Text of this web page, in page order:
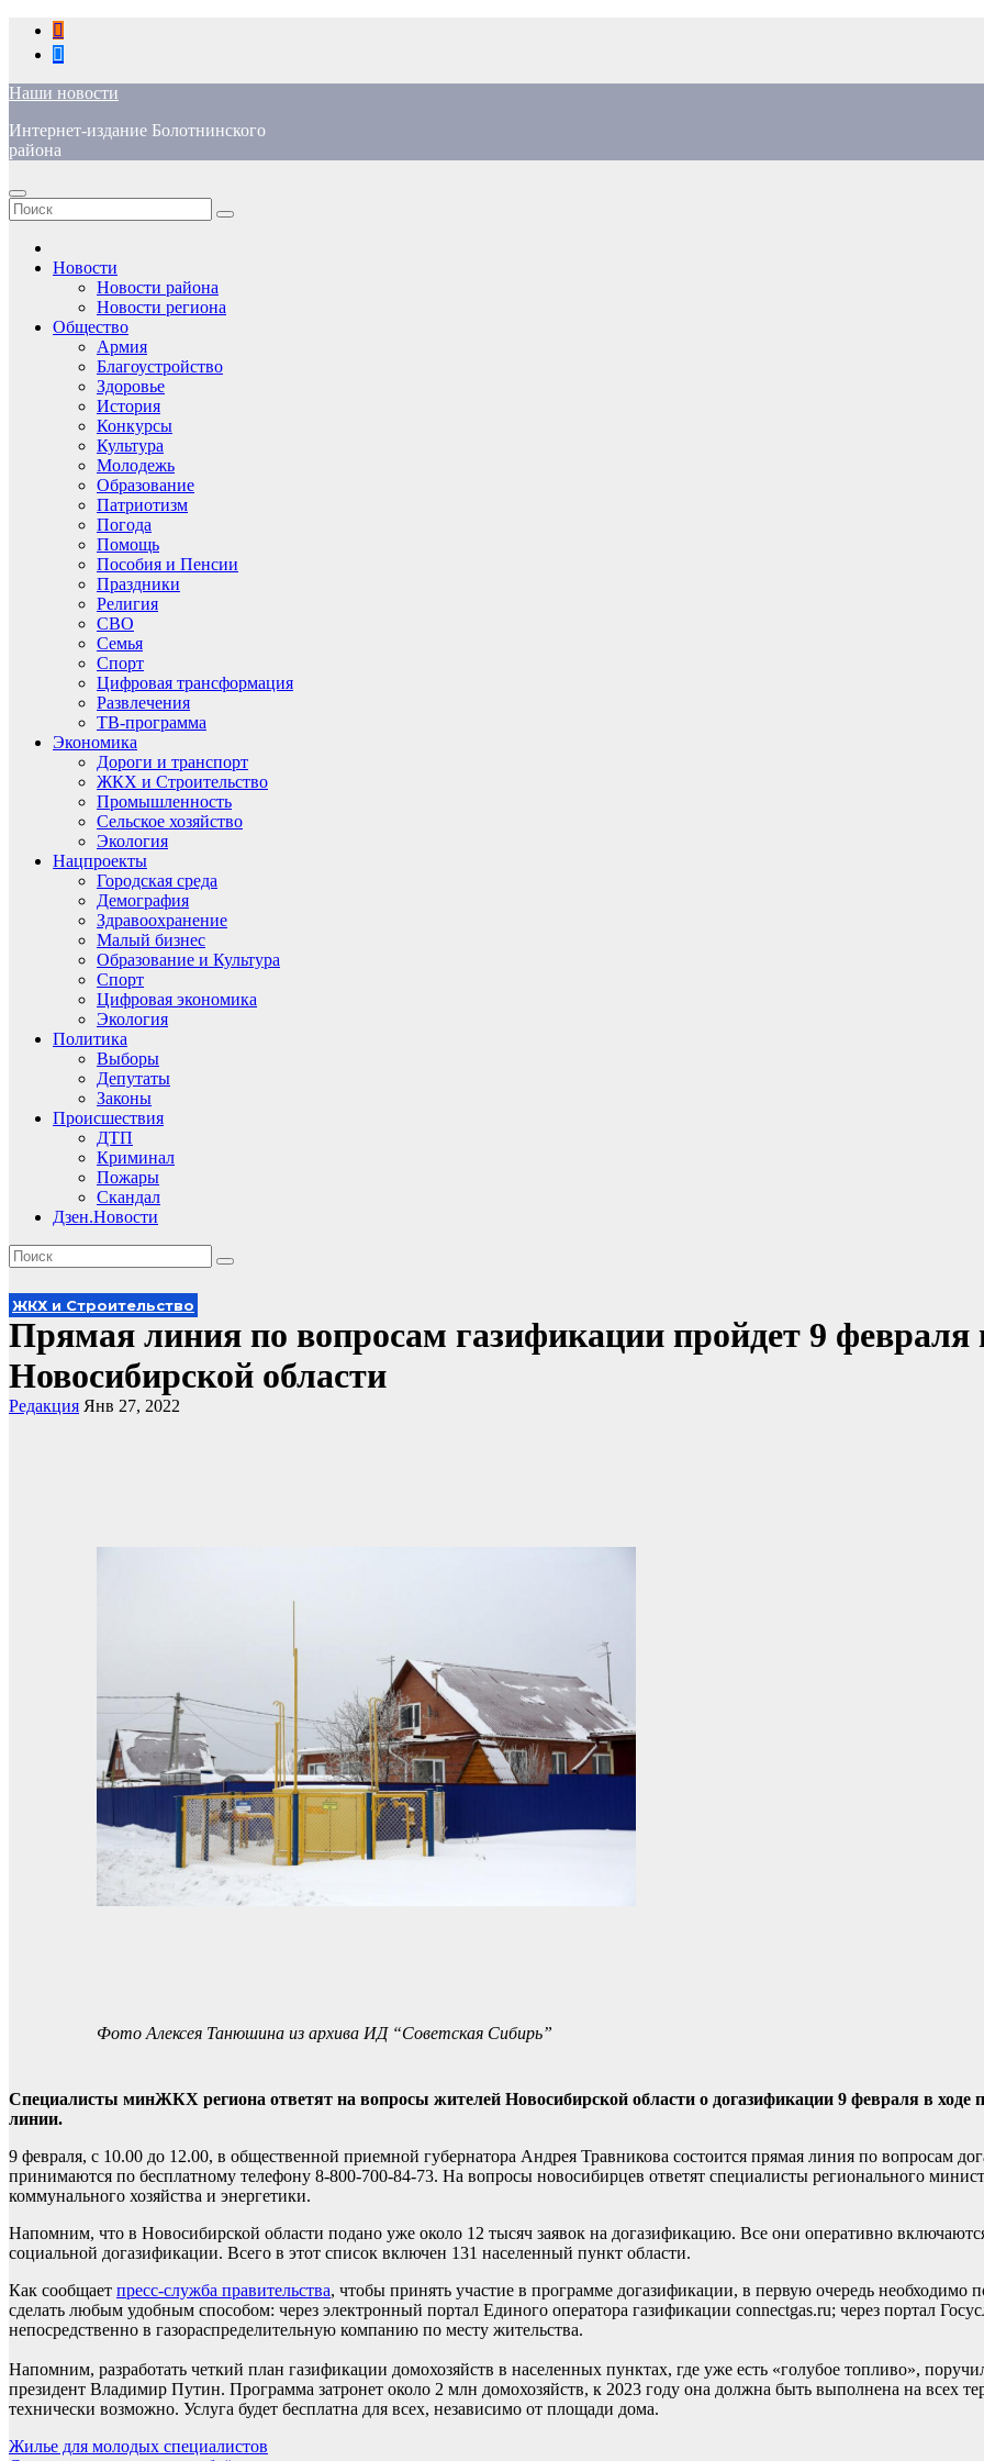
Перейти
содержимому
Наши новости
Интернет-издание Болотнинского
района
Новости
Новости района
Новости региона
Общество
Армия
Благоустройство
Здоровье
История
Конкурсы
Культура
Молодежь
Образование
Патриотизм
Погода
Помощь
Пособия и Пенсии
Праздники
Религия
СВО
Семья
Спорт
Цифровая трансформация
Развлечения
ТВ-программа
Экономика
Дороги и транспорт
ЖКХ и Строительство
Промышленность
Сельское хозяйство
Экология
Нацпроекты
Городская среда
Демография
Здравоохранение
Малый бизнес
Образование и Культура
Спорт
Цифровая экономика
Экология
Политика
Выборы
Депутаты
Законы
Происшествия
ДТП
Криминал
Пожары
Скандал
Дзен.Новости
ЖКХ и Строительство
Прямая линия по вопросам газификации пройдет 9 февраля
Новосибирской области
Редакция Янв 27, 2022
Фото Алексея Танюшина из архива ИД “Советская Сибирь”
Специалисты минЖКХ региона ответят на вопросы жителей Новосибирской области о догазификации 9 февраля в ходе
линии.
9 февраля, с 10.00 до 12.00, в общественной приемной губернатора Андрея Травникова состоится прямая линия по вопросам
принимаются по бесплатному телефону 8-800-700-84-73. На вопросы новосибирцев ответят специалисты регионального
коммунального хозяйства и энергетики.
Напомним, что в Новосибирской области подано уже около 12 тысяч заявок на догазификацию. Все они оперативно
социальной догазификации. Всего в этот список включен 131 населенный пункт области.
Как сообщает пресс-служба правительства, чтобы принять участие в программе догазификации, в первую очередь необходимо
сделать любым удобным способом: через электронный портал Единого оператора газификации connectgas.ru; через портал
непосредственно в газораспределительную компанию по месту жительства.
Напомним, разработать четкий план газификации домохозяйств в населенных пунктах, где уже есть «голубое топливо»,
президент Владимир Путин. Программа затронет около 2 млн домохозяйств, к 2023 году она должна быть выполнена на всех
технически возможно. Услуга будет бесплатна для всех, независимо от площади дома.
Навигация
Жилье для молодых специалистов